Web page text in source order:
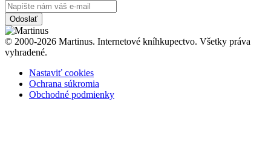
Odoslať
© 2000-2026 Martinus. Internetové kníhkupectvo. Všetky práva
vyhradené.
Nastaviť cookies
Ochrana súkromia
Obchodné podmienky